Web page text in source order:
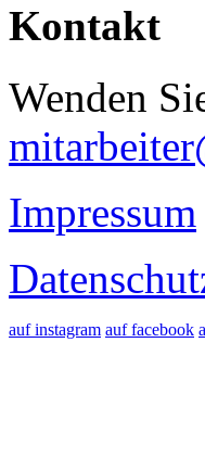
Kontakt
Wenden
Impressum
auf instagram auf facebook